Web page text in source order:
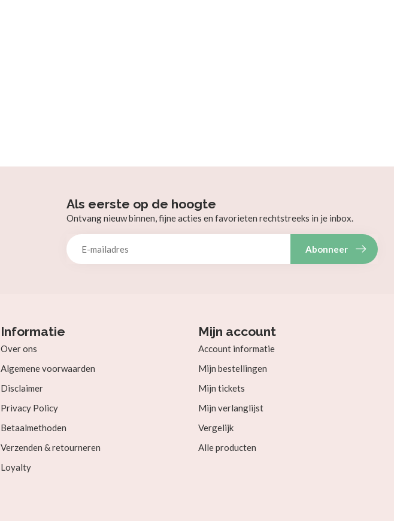
Als eerste op de hoogte
Ontvang nieuw binnen, fijne acties en favorieten rechtstreeks in je inbox.
Abonneer
Informatie
Over ons
Algemene voorwaarden
Disclaimer
Privacy Policy
Betaalmethoden
Verzenden & retourneren
Loyalty
Mijn account
Account informatie
Mijn bestellingen
Mijn tickets
Mijn verlanglijst
Vergelijk
Alle producten